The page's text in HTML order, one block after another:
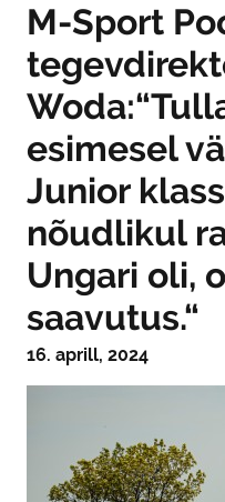
M-Sport
esimesel
Junior
nõudlikul
Ungari oli,
saavutus.“
16. aprill, 2024